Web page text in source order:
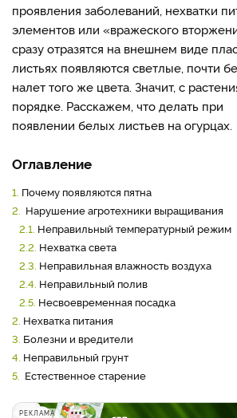
проявления заболеваний, нехватки
элементов или «вражеского
сразу отразятся на внешнем виде
листьях появляются светлые, почти
налет того же цвета. Значит, с
порядке. Расскажем, что делать при
появлении белых листьев на огурцах.
Оглавление
1. Почему появляются пятна
2.
Нарушение агротехники выращивания
2.1. Неправильный температурный режим
2.2. Нехватка света
2.3. Неправильная влажность воздуха
2.4. Неправильный полив
2.5. Несвоевременная посадка
2. Нехватка питания
3. Болезни и вредители
4. Неправильный грунт
5. Естественное старение
РЕКЛАМА